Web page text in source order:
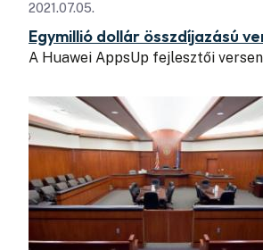
2021.07.05.
Egymillió dollár összdíjazású
A Huawei AppsUp fejlesztői